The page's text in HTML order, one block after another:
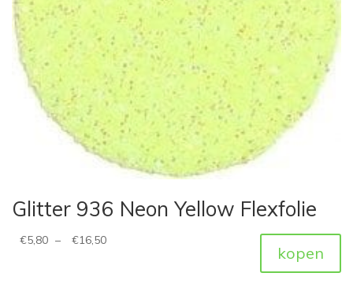
Glitter 936 Neon Yellow Flexfolie
€5,80 – €16,50
kopen